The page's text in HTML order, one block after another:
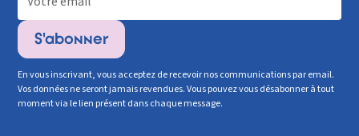
En vous inscrivant, vous acceptez de recevoir nos communications par email.
Vos données ne seront jamais revendues. Vous pouvez vous désabonner à tout
moment via le lien présent dans chaque message.